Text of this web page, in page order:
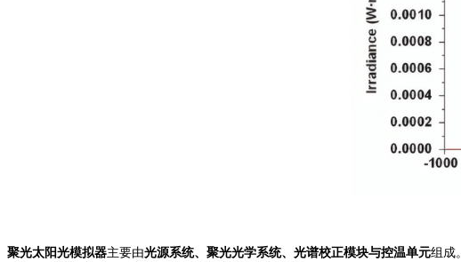
聚光太阳光模拟器主要由光源系统、聚光光学系统、光谱校正模块与控温单元组成